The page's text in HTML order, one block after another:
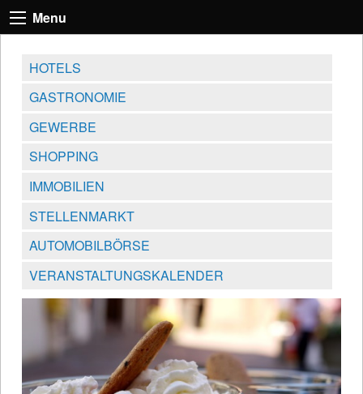
Menu
HOTELS
GASTRONOMIE
GEWERBE
SHOPPING
IMMOBILIEN
STELLENMARKT
AUTOMOBILBÖRSE
VERANSTALTUNGSKALENDER